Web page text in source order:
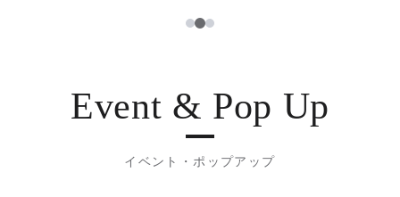
12
Event & Pop Up
イベント・ポップアップ